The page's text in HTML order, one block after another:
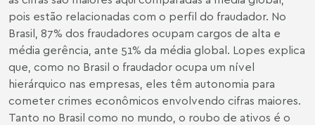
pois estão relacionadas com o perfil do fraudador. No
Brasil, 87% dos fraudadores ocupam cargos de alta e
média gerência, ante 51% da média global. Lopes explica
que, como no Brasil o fraudador ocupa um nível
hierárquico nas empresas, eles têm autonomia para
cometer crimes econômicos envolvendo cifras maiores.
Tanto no Brasil como no mundo, o roubo de ativos é o